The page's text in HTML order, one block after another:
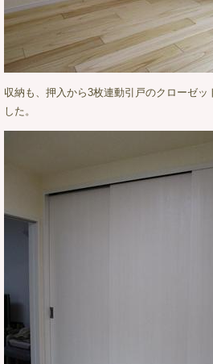
収納も、押入から3枚連動引戸のクローゼッ
した。